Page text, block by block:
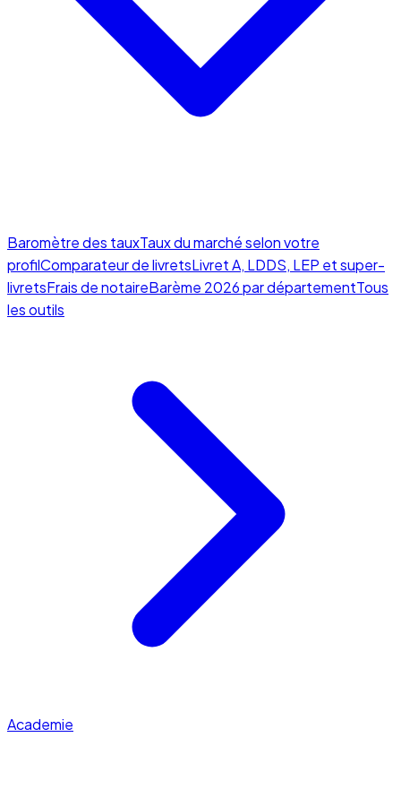
Baromètre des tauxTaux du marché selon votre
profilComparateur de livretsLivret A, LDDS, LEP et super-
livretsFrais de notaireBarème 2026 par départementTous
les outils
Academie